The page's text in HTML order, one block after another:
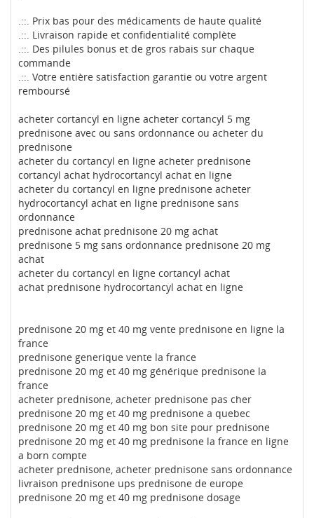
.::. Prix bas pour des médicaments de haute qualité
.::. Livraison rapide et confidentialité complète
.::. Des pilules bonus et de gros rabais sur chaque
commande
.::. Votre entière satisfaction garantie ou votre argent
remboursé
acheter cortancyl en ligne acheter cortancyl 5 mg
prednisone avec ou sans ordonnance ou acheter du
prednisone
acheter du cortancyl en ligne acheter prednisone
cortancyl achat hydrocortancyl achat en ligne
acheter du cortancyl en ligne prednisone acheter
hydrocortancyl achat en ligne prednisone sans
ordonnance
prednisone achat prednisone 20 mg achat
prednisone 5 mg sans ordonnance prednisone 20 mg
achat
acheter du cortancyl en ligne cortancyl achat
achat prednisone hydrocortancyl achat en ligne
prednisone 20 mg et 40 mg vente prednisone en ligne la
france
prednisone generique vente la france
prednisone 20 mg et 40 mg générique prednisone la
france
acheter prednisone, acheter prednisone pas cher
prednisone 20 mg et 40 mg prednisone a quebec
prednisone 20 mg et 40 mg bon site pour prednisone
prednisone 20 mg et 40 mg prednisone la france en ligne
a born compte
acheter prednisone, acheter prednisone sans ordonnance
livraison prednisone ups prednisone de europe
prednisone 20 mg et 40 mg prednisone dosage